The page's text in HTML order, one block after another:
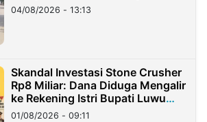
04/08/2026 - 13:13
Skandal Investasi Stone Crusher
Rp8 Miliar: Dana Diduga Mengalir
ke Rekening Istri Bupati Luwu
Timur
01/08/2026 - 09:11